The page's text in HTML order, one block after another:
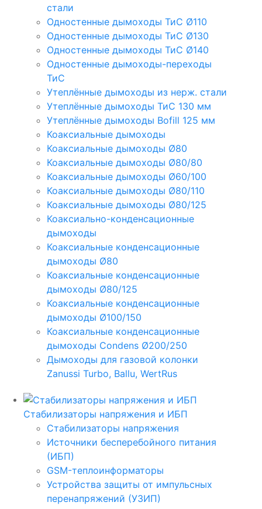
стали
Одностенные дымоходы ТиС Ø110
Одностенные дымоходы ТиС Ø130
Одностенные дымоходы ТиС Ø140
Одностенные дымоходы-переходы
ТиС
Утеплённые дымоходы из нерж. стали
Утеплённые дымоходы ТиС 130 мм
Утеплённые дымоходы Bofill 125 мм
Коаксиальные дымоходы
Коаксиальные дымоходы Ø80
Коаксиальные дымоходы Ø80/80
Коаксиальные дымоходы Ø60/100
Коаксиальные дымоходы Ø80/110
Коаксиальные дымоходы Ø80/125
Коаксиально-конденсационные
дымоходы
Коаксиальные конденсационные
дымоходы Ø80
Коаксиальные конденсационные
дымоходы Ø80/125
Коаксиальные конденсационные
дымоходы Ø100/150
Коаксиальные конденсационные
дымоходы Condens Ø200/250
Дымоходы для газовой колонки
Zanussi Turbo, Ballu, WertRus
Стабилизаторы напряжения и ИБП
Стабилизаторы напряжения
Источники бесперебойного питания
(ИБП)
GSM-теплоинформаторы
Устройства защиты от импульсных
перенапряжений (УЗИП)